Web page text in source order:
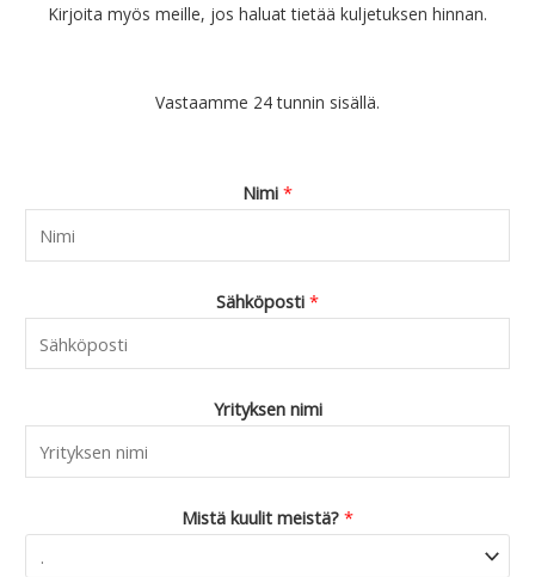
Kirjoita myös meille, jos haluat tietää kuljetuksen hinnan.
Vastaamme 24 tunnin sisällä.
Nimi *
Sähköposti *
Yrityksen nimi
Mistä kuulit meistä? *